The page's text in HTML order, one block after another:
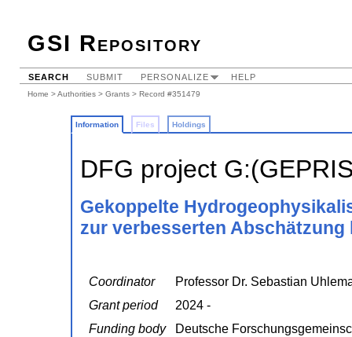
GSI Repository
SEARCH SUBMIT PERSONALIZE HELP
Home >Authorities > Grants > Record #351479
Information Files Holdings
DFG project
Gekoppelte
zur verbesserten
Coordinator
Professor Dr. Sebastian
Grant period
2024 -
Funding body
Deutsche